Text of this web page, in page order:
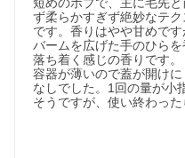
短めのボブで、主に毛先
ず柔らかすぎず絶妙なテ
です。香りはやや甘めで
バームを広げた手のひら
落ち着く感じの香りです。
容器が薄いので蓋が開け
なしでした。1回の量が小
そうですが、使い終わった